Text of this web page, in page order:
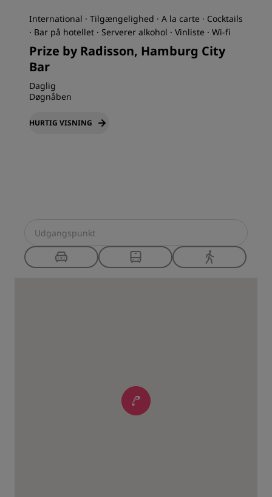
International · Tilgængelighed · A la carte · Cocktails
· Bar på hotellet · Serverer alkohol · Vinliste · Wi-fi
Prize by Radisson, Hamburg City
Bar
Daglig
Døgnåben
HURTIG VISNING